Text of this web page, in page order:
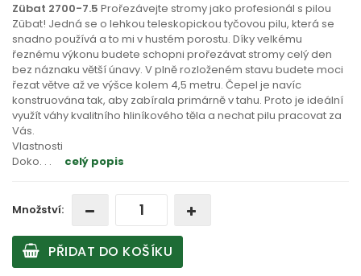
Zübat 2700-7.5 Prořezávejte stromy jako profesionál s pilou
Zübat! Jedná se o lehkou teleskopickou tyčovou pilu, která se
snadno používá a to mi v hustém porostu. Díky velkému
řeznému výkonu budete schopni prořezávat stromy celý den
bez náznaku větší únavy. V plně rozloženém stavu budete moci
řezat větve až ve výšce kolem 4,5 metru. Čepel je navíc
konstruována tak, aby zabírala primárně v tahu. Proto je ideální
využít váhy kvalitního hliníkového těla a nechat pilu pracovat za
Vás.
Vlastnosti
Doko. . . celý popis
Množství:
PŘIDAT DO KOŠÍKU